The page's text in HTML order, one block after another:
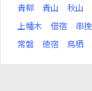
青柳
青山 秋山
上幡木
借宿 串挽
常磐
徳宿 鳥栖